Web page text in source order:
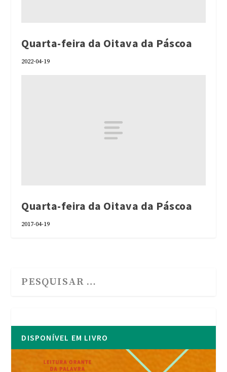
Quarta-feira da Oitava da Páscoa
2022-04-19
Quarta-feira da Oitava da Páscoa
2017-04-19
DISPONÍVEL EM LIVRO